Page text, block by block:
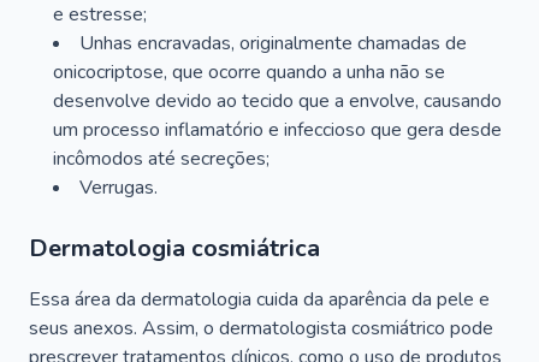
e estresse;
Unhas encravadas, originalmente chamadas de
onicocriptose, que ocorre quando a unha não se
desenvolve devido ao tecido que a envolve, causando
um processo inflamatório e infeccioso que gera desde
incômodos até secreções;
Verrugas.
Dermatologia cosmiátrica
Essa área da dermatologia cuida da aparência da pele e
seus anexos. Assim, o dermatologista cosmiátrico pode